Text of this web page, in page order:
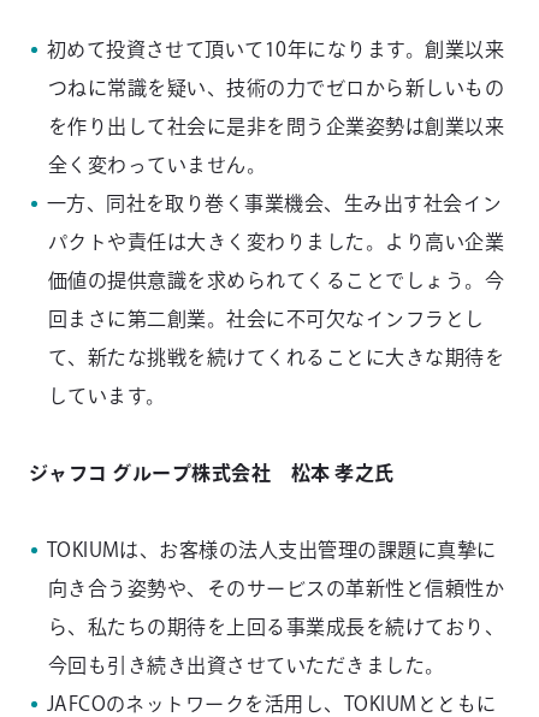
初めて投資させて頂いて10年になります。創業以来
つねに常識を疑い、技術の力でゼロから新しいもの
を作り出して社会に是非を問う企業姿勢は創業以来
全く変わっていません。
一方、同社を取り巻く事業機会、生み出す社会イン
パクトや責任は大きく変わりました。より高い企業
価値の提供意識を求められてくることでしょう。今
回まさに第二創業。社会に不可欠なインフラとし
て、新たな挑戦を続けてくれることに大きな期待を
しています。
ジャフコ グループ株式会社 松本 孝之氏
TOKIUMは、お客様の法人支出管理の課題に真摯に
向き合う姿勢や、そのサービスの革新性と信頼性か
ら、私たちの期待を上回る事業成長を続けており、
今回も引き続き出資させていただきました。
JAFCOのネットワークを活用し、TOKIUMとともに